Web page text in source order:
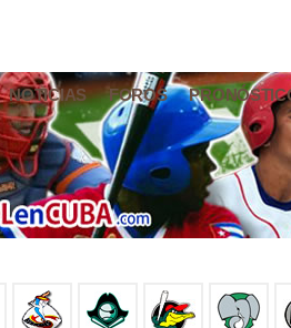
NOTICIAS FOROS